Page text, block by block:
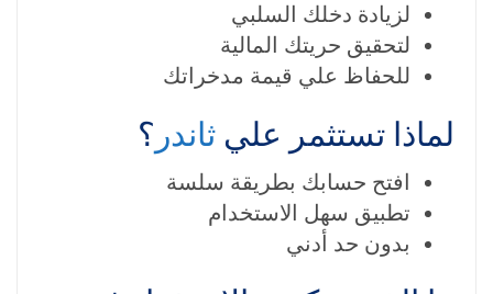
لزيادة دخلك السلبي
لتحقيق حريتك المالية
للحفاظ علي قيمة مدخراتك
لماذا تستثمر علي ثاندر ؟
افتح حسابك بطريقة سلسة
تطبيق سهل الاستخدام
بدون حد أدني